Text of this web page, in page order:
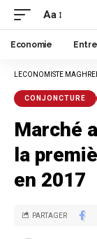
Aa
Economie
LECONOMISTE
CONJONCTURE
Marché
la
en 2017
PARTAGER